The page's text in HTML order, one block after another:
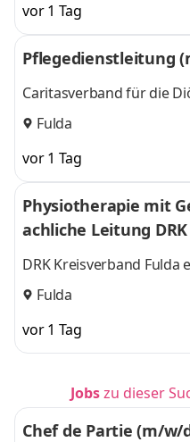
vor 1 Tag
Pflegedienstleitung
Caritasverband für die
Fulda
vor 1 Tag
Physiotherapie mit
achliche Leitung
DRK Kreisverband Fulda
Fulda
vor 1 Tag
Jobszu dieser
Chef de Partie (m/w/